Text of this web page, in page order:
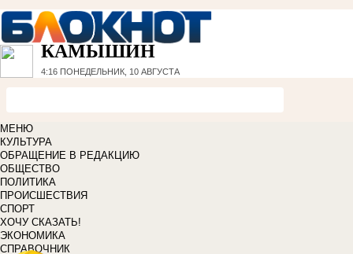
КАМЫШИН
4:16 ПОНЕДЕЛЬНИК, 10 АВГУСТА
МЕНЮ
КУЛЬТУРА
ОБРАЩЕНИЕ В РЕДАКЦИЮ
ОБЩЕСТВО
ПОЛИТИКА
ПРОИСШЕСТВИЯ
СПОРТ
ХОЧУ СКАЗАТЬ!
ЭКОНОМИКА
СПРАВОЧНИК